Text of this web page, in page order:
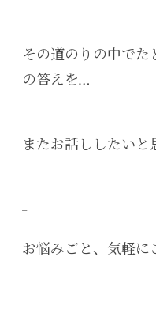
その道のりの中でた
の答えを…
またお話ししたいと
_
お悩みごと、気軽に